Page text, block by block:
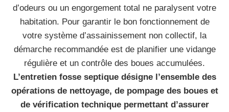
d’odeurs ou un engorgement total ne paralysent votre
habitation. Pour garantir le bon fonctionnement de
votre système d’assainissement non collectif, la
démarche recommandée est de planifier une vidange
régulière et un contrôle des boues accumulées.
L’entretien fosse septique désigne l’ensemble des
opérations de nettoyage, de pompage des boues et
de vérification technique permettant d’assurer